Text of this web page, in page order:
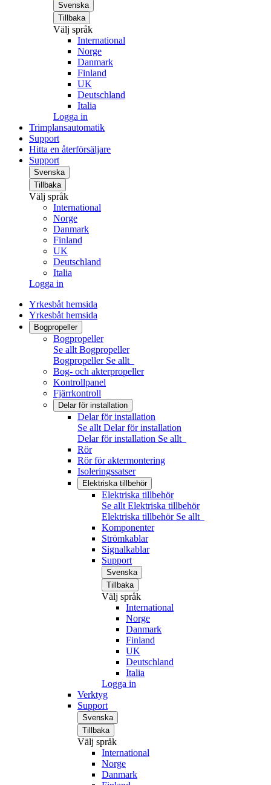
Svenska
Tillbaka
Välj språk
International
Norge
Danmark
Finland
UK
Deutschland
Italia
Logga in
Trimplansautomatik
Support
Hitta en återförsäljare
Support
Svenska
Tillbaka
Välj språk
International
Norge
Danmark
Finland
UK
Deutschland
Italia
Logga in
Yrkesbåt hemsida
Yrkesbåt hemsida
Bogpropeller
Bogpropeller
Se allt Bogpropeller
Bogpropeller Se allt
Bog- och akterpropeller
Kontrollpanel
Fjärrkontroll
Delar för installation
Delar för installation
Se allt Delar för installation
Delar för installation Se allt
Rör
Rör för aktermontering
Isoleringssatser
Elektriska tillbehör
Elektriska tillbehör
Se allt Elektriska tillbehör
Elektriska tillbehör Se allt
Komponenter
Strömkablar
Signalkablar
Support
Svenska
Tillbaka
Välj språk
International
Norge
Danmark
Finland
UK
Deutschland
Italia
Logga in
Verktyg
Support
Svenska
Tillbaka
Välj språk
International
Norge
Danmark